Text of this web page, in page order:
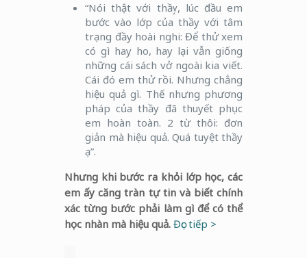
“Nói thật với thầy, lúc đầu em
bước vào lớp của thầy với tâm
trạng đầy hoài nghi: Để thử xem
có gì hay ho, hay lại vẫn giống
những cái sách vở ngoài kia viết.
Cái đó em thử rồi. Nhưng chẳng
hiệu quả gì. Thế nhưng phương
pháp của thầy đã thuyết phục
em hoàn toàn. 2 từ thôi: đơn
giản mà hiệu quả. Quá tuyệt thầy
ạ”.
Nhưng khi bước ra khỏi lớp học, các
em ấy căng tràn tự tin và biết chính
xác từng bước phải làm gì để có thể
học nhàn mà hiệu quả. Đọc tiếp >